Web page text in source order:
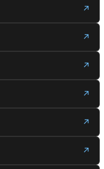
↗
↗
↗
↗
↗
↗